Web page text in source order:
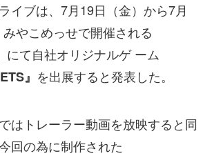
とは？
イブは、7月19日（金）から7月
やこめっせで開催される
にて自社オリジナルゲ ーム
』 を出展すると発表した。
はトレーラー動画を放映すると同
回の為に制作された